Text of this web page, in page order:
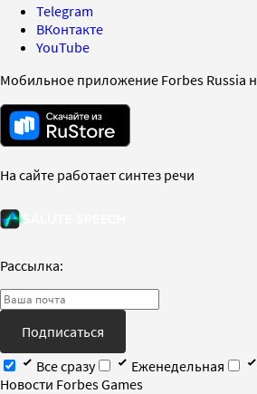
Telegram
ВКонтакте
YouTube
Мобильное приложение Forbes Russia
На сайте работает синтез речи
Рассылка:
Подписаться
Все сразу
Еженедельная
Новости Forbes Games